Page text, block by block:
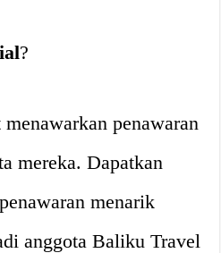
?
penawaran
mereka. Dapatkan
menarik
anggota Baliku Travel